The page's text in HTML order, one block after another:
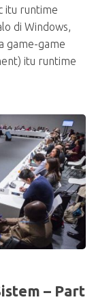
itu runtime
di Windows,
game-game
itu runtime
– Part